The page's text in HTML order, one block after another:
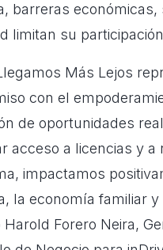
barreras económicas,
limitan su
Más Lejos
con el
de oportunidades
acceso a licencias y a
impactamos
la economía familiar y
Forero Neira,